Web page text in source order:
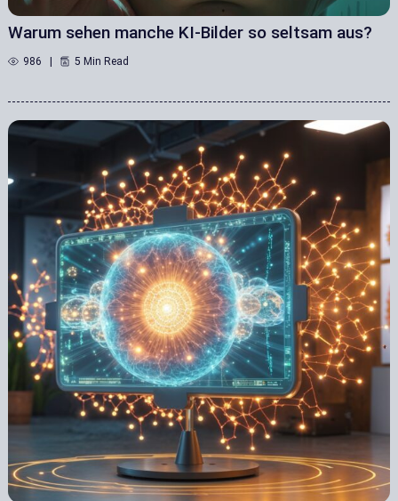
Warum sehen manche KI-Bilder so seltsam aus?
986 5 Min Read